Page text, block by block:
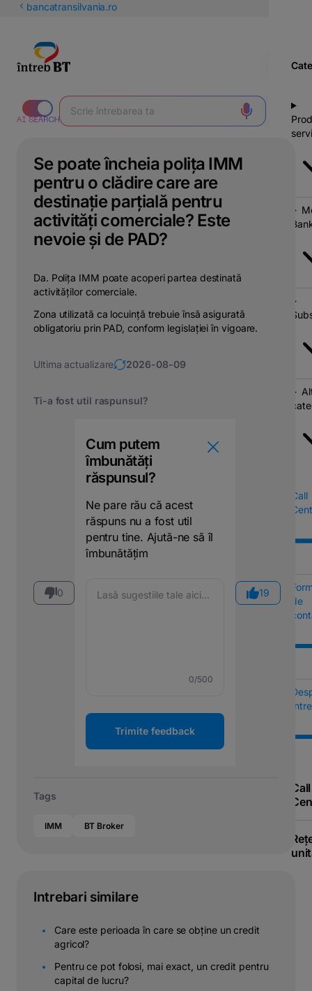
latineștibancatransilvania.ro
Call
de
Call
Se poate încheia polița IMM
pentru o clădire care are
destinație parțială pentru
activități comerciale? Este
nevoie și de PAD?
Da. Polița IMM poate acoperi partea destinată
activităților comerciale.
Zona utilizată ca locuință trebuie însă asigurată
obligatoriu prin PAD, conform legislației în vigoare.
Ultima actualizare 2026-08-09
Ti-a fost util raspunsul?
0
Cum putem
îmbunătăți
răspunsul?
Ne pare rău că acest
răspuns nu a fost util
pentru tine. Ajută-ne să îl
îmbunătățim
0/500
Trimite feedback
19
Tags
IMM BT Broker
Intrebari similare
Care este perioada în care se obține un credit
agricol?
Pentru ce pot folosi, mai exact, un credit pentru
capital de lucru?